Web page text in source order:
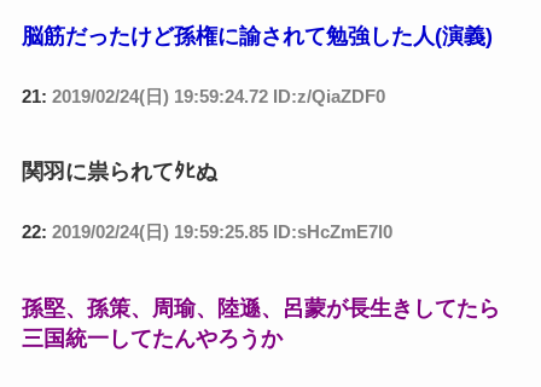
脳筋だったけど孫権に諭されて勉強した人(演義)
21: 2019/02/24(日) 19:59:24.72 ID:z/QiaZDF0
関羽に祟られてﾀﾋぬ
22: 2019/02/24(日) 19:59:25.85 ID:sHcZmE7l0
孫堅、孫策、周瑜、陸遜、呂蒙が長生きしてたら
三国統一してたんやろうか